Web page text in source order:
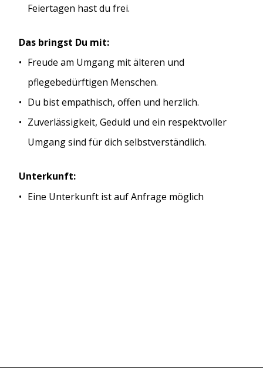
Feiertagen hast du frei.
Das bringst Du mit:
Freude am Umgang mit älteren und
pflegebedürftigen Menschen.
Du bist empathisch, offen und herzlich.
Zuverlässigkeit, Geduld und ein respektvoller
Umgang sind für dich selbstverständlich.
Unterkunft:
Eine Unterkunft ist auf Anfrage möglich